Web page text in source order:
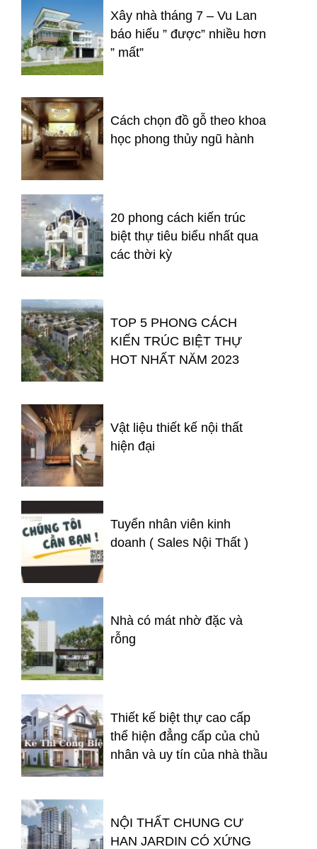
Xây nhà tháng 7 – Vu Lan
báo hiếu ” được” nhiều hơn
” mất”
Cách chọn đồ gỗ theo khoa
học phong thủy ngũ hành
20 phong cách kiến trúc
biệt thự tiêu biểu nhất qua
các thời kỳ
TOP 5 PHONG CÁCH
KIẾN TRÚC BIỆT THỰ
HOT NHẤT NĂM 2023
Vật liệu thiết kế nội thất
hiện đại
Tuyển nhân viên kinh
doanh ( Sales Nội Thất )
Nhà có mát nhờ đặc và
rỗng
Thiết kế biệt thự cao cấp
thể hiện đẳng cấp của chủ
nhân và uy tín của nhà thầu
NỘI THẤT CHUNG CƯ
HAN JARDIN CÓ XỨNG